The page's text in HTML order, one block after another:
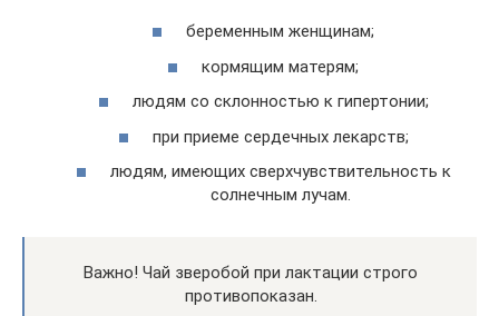
беременным женщинам;
кормящим матерям;
людям со склонностью к гипертонии;
при приеме сердечных лекарств;
людям, имеющих сверхчувствительность к
солнечным лучам.
Важно! Чай зверобой при лактации строго
противопоказан.